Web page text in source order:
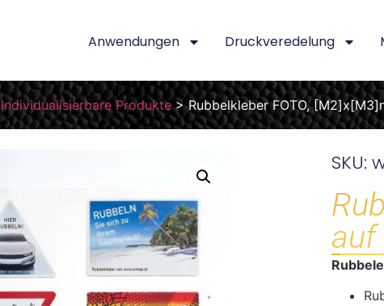
Anwendungen Druckveredelung
Individualisierbare Produkte>Rubbelkleber FOTO,
auf